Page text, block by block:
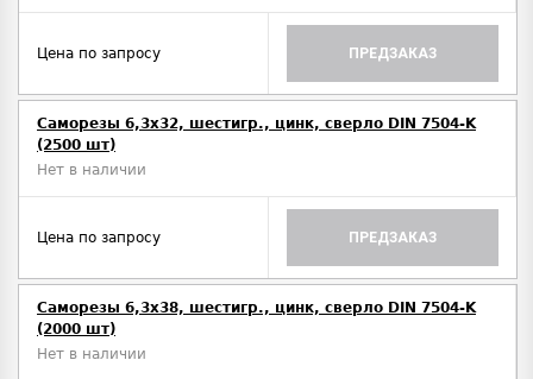
Цена по запросу ПРЕДЗАКАЗ
Саморезы 6,3х32, шестигр., цинк, сверло DIN 7504-K
(2500 шт)
Нет в наличии
Цена по запросу ПРЕДЗАКАЗ
Саморезы 6,3х38, шестигр., цинк, сверло DIN 7504-K
(2000 шт)
Нет в наличии